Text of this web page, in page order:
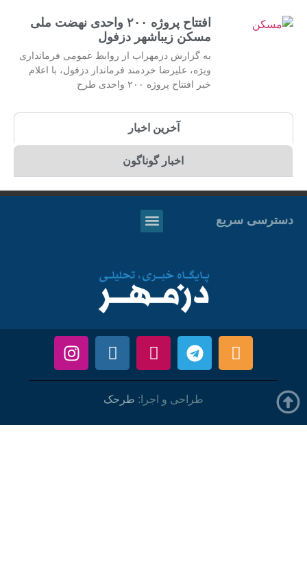
افتتاح پروژه ۲۰۰ واحدی نهضت ملی
مسکن زیباشهر دزفول
به گزارش دزمهراب از روابط عمومی فرمانداری
ویژه، علیرضا خردمند فرماندار دزفول، با اعلام
خبر افتتاح پروژه ۲۰۰ واحدی طرح
آخرین اخبار
اخبار گوناگون
دسترسی سریع
طراحی و اجرا: طرحک